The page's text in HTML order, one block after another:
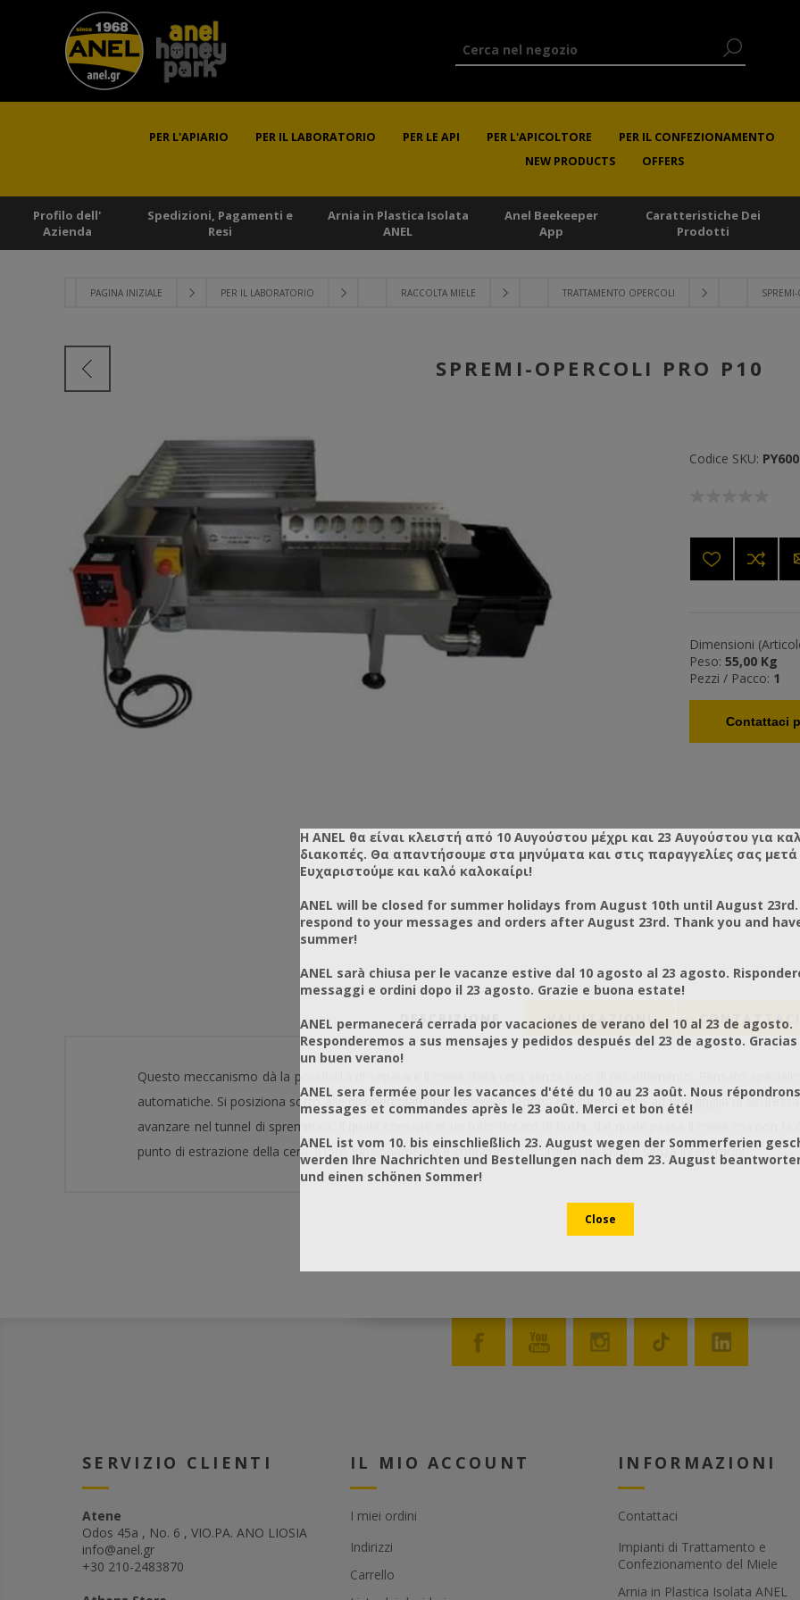
PER L'APIARIO PER IL LABORATORIO PER LE API PER L'APICOLTORE PER IL CONFEZIONAMENTO
NEW PRODUCTS
OFFERS
Profilo dell'
Azienda
Spedizioni, Pagamenti e
Resi
Arnia in Plastica Isolata
ANEL
Anel Beekeeper
App
Caratteristiche Dei
Prodotti
PAGINA INIZIALE PER IL LABORATORIO RACCOLTA MIELE TRATTAMENTO OPERCOLI
SPREMI-OPERCOLI PRO P10
Codice SKU:
Dimensioni
Peso: 55,00 Kg
Pezzi / Pacco: 1
Contattaci
DESCRIZIONE VALUTAZIONI CONTATTACI
Questo meccanismo dà la possibilità di separare il miele dalla cera senza l’uso di riscaldamento. Pensato
automatiche. Si posiziona sotto alle disopercolatrici, gli opercoli cadono passando sotto ad una griglia di
avanzare nel tunnel di spremitura, il quale consiste in un tubo dotato di buchi, dal quale passa il miele ma non
punto di estrazione della cera. Il loro funzionamento è continuo, assicurando un lavoro senza interruzioni.
SERVIZIO CLIENTI
Atene
Odos 45a , No. 6 , VIO.PA. ANO LIOSIA
info@anel.gr
+30 210-2483870
IL MIO ACCOUNT
I miei ordini
Indirizzi
Carrello
INFORMAZIONI
Contattaci
Impianti di Trattamento e
Confezionamento del Miele
Arnia in Plastica Isolata ANEL
Η ANEL θα είναι κλειστή από 10 Αυγούστου μέχρι και 23 Αυγούστου για
διακοπές. Θα απαντήσουμε στα μηνύματα και στις παραγγελίες σας μετά
Ευχαριστούμε και καλό καλοκαίρι!
ANEL will be closed for summer holidays from August 10th until August
respond to your messages and orders after August 23rd. Thank you and
summer!
ANEL sarà chiusa per le vacanze estive dal 10 agosto al 23 agosto.
messaggi e ordini dopo il 23 agosto. Grazie e buona estate!
ANEL permanecerá cerrada por vacaciones de verano del 10 al 23 de agosto.
Responderemos a sus mensajes y pedidos después del 23 de agosto.
un buen verano!
ANEL sera fermée pour les vacances d'été du 10 au 23 août. Nous
messages et commandes après le 23 août. Merci et bon été!
ANEL ist vom 10. bis einschließlich 23. August wegen der Sommerferien
werden Ihre Nachrichten und Bestellungen nach dem 23. August
und einen schönen Sommer!